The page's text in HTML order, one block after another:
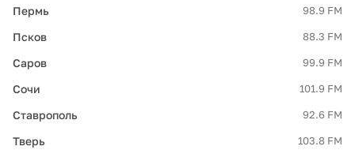
Пермь 98.9 FM
Псков 88.3 FM
Саров 99.9 FM
Сочи 101.9 FM
Ставрополь 92.6 FM
Тверь 103.8 FM